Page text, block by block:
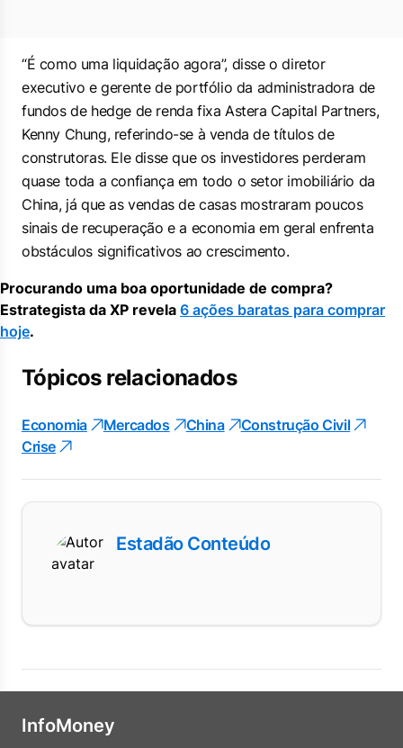
“É como uma liquidação agora”, disse o diretor
executivo e gerente de portfólio da administradora de
fundos de hedge de renda fixa Astera Capital Partners,
Kenny Chung, referindo-se à venda de títulos de
construtoras. Ele disse que os investidores perderam
quase toda a confiança em todo o setor imobiliário da
China, já que as vendas de casas mostraram poucos
sinais de recuperação e a economia em geral enfrenta
obstáculos significativos ao crescimento.
Procurando uma boa oportunidade de compra?
Estrategista da XP revela 6 ações baratas para comprar
hoje.
Tópicos relacionados
Economia Mercados China
Construção Civil
Crise
Estadão Conteúdo
InfoMoney